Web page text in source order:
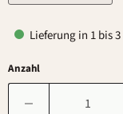
Lieferung in 1 bis
Anzahl